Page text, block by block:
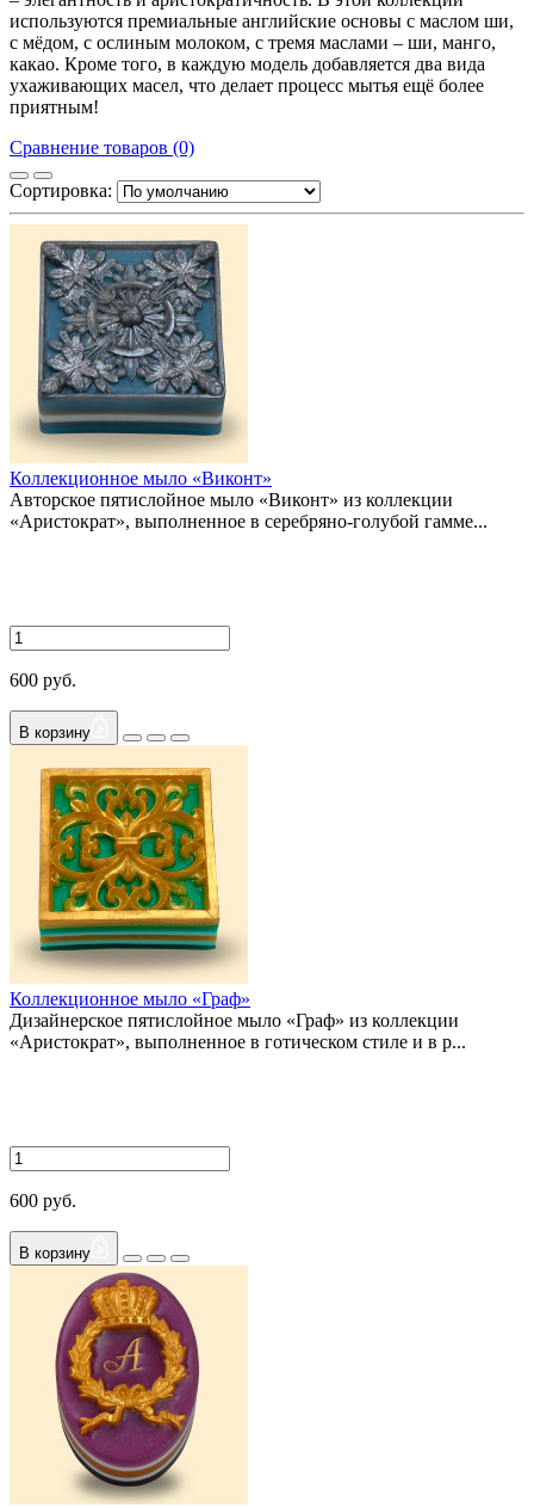
используются премиальные английские основы с маслом ши,
с мёдом, с ослиным молоком, с тремя маслами – ши, манго,
какао. Кроме того, в каждую модель добавляется два вида
ухаживающих масел, что делает процесс мытья ещё более
приятным!
Сравнение товаров (0)
Сортировка:
Коллекционное мыло «Виконт»
Авторское пятислойное мыло «Виконт» из коллекции
«Аристократ», выполненное в серебряно-голубой гамме...
600 руб.
В корзину
Коллекционное мыло «Граф»
Дизайнерское пятислойное мыло «Граф» из коллекции
«Аристократ», выполненное в готическом стиле и в р...
600 руб.
В корзину